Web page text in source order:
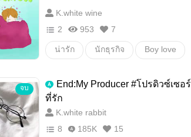
K.white wine
2
953 7
น่ารัก นักธุรกิจ Boy love
จบ
End:My Producer #โปรดิวซ์เซอร์
ที่รัก
K.white rabbit
8
185K 15